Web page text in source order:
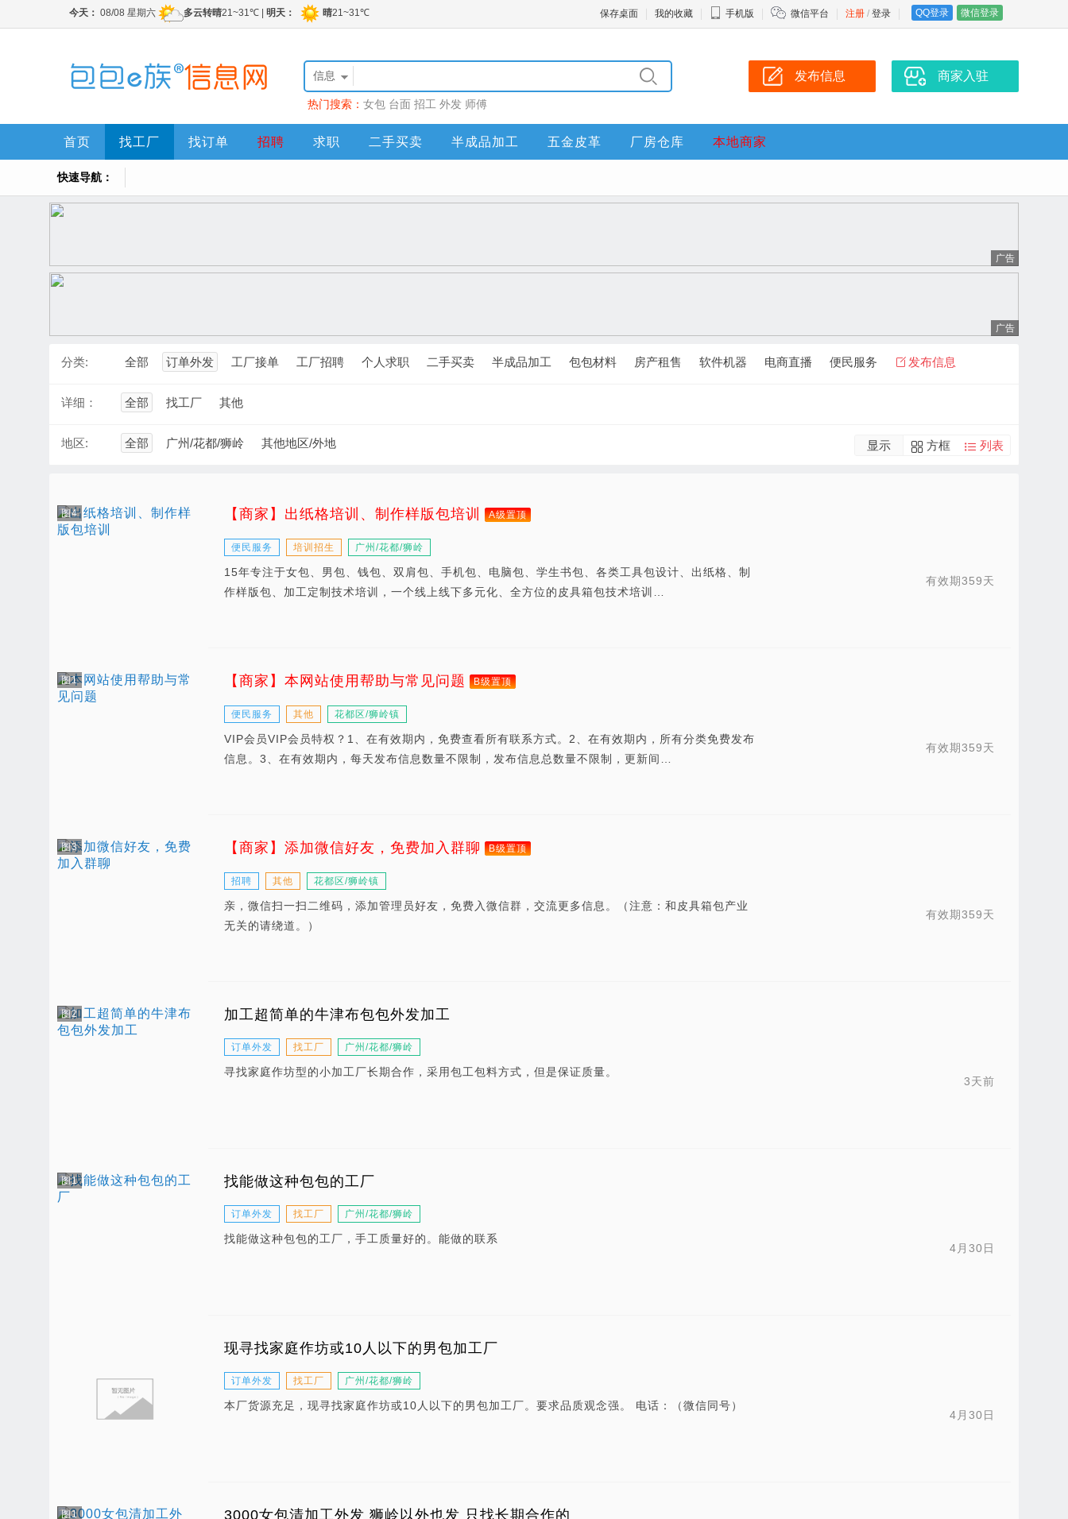
注册 / 登录 QQ登录 微信登录
保存桌面 我的收藏 手机版 微信平台
信息
热门搜索： 女包 台面 招工 外发 师傅
发布信息 商家入驻
首页 找工厂 找订单 招聘 求职 二手买卖 半成品加工 五金皮革 厂房仓库 本地商家
快速导航：
分类: 全部 订单外发 工厂接单 工厂招聘 个人求职 二手买卖 半成品加工 包包材料 房产租售 软件机器 电商直播 便民服务 发布信息
详细： 全部 找工厂 其他
地区: 全部 广州/花都/狮岭 其他地区/外地 显示 方框 列表
图4
有效期359天
【商家】出纸格培训、制作样版包培训 A级置顶
便民服务 培训招生 广州/花都/狮岭
15年专注于女包、男包、钱包、双肩包、手机包、电脑包、学生书包、各类工具包设计、出纸格、制
作样版包、加工定制技术培训，一个线上线下多元化、全方位的皮具箱包技术培训…
图1
有效期359天
【商家】本网站使用帮助与常见问题 B级置顶
便民服务 其他 花都区/狮岭镇
VIP会员VIP会员特权？1、在有效期内，免费查看所有联系方式。2、在有效期内，所有分类免费发布
信息。3、在有效期内，每天发布信息数量不限制，发布信息总数量不限制，更新间…
图3
有效期359天
【商家】添加微信好友，免费加入群聊 B级置顶
招聘 其他 花都区/狮岭镇
亲，微信扫一扫二维码，添加管理员好友，免费入微信群，交流更多信息。（注意：和皮具箱包产业
无关的请绕道。）
图2
3天前
加工超简单的牛津布包包外发加工
订单外发 找工厂 广州/花都/狮岭
寻找家庭作坊型的小加工厂长期合作，采用包工包料方式，但是保证质量。
图1
4月30日
找能做这种包包的工厂
订单外发 找工厂 广州/花都/狮岭
找能做这种包包的工厂，手工质量好的。能做的联系
4月30日
现寻找家庭作坊或10人以下的男包加工厂
订单外发 找工厂 广州/花都/狮岭
本厂货源充足，现寻找家庭作坊或10人以下的男包加工厂。要求品质观念强。 电话：（微信同号）
图1 3000女包清加工外发 狮岭以外也发 只找长期合作的